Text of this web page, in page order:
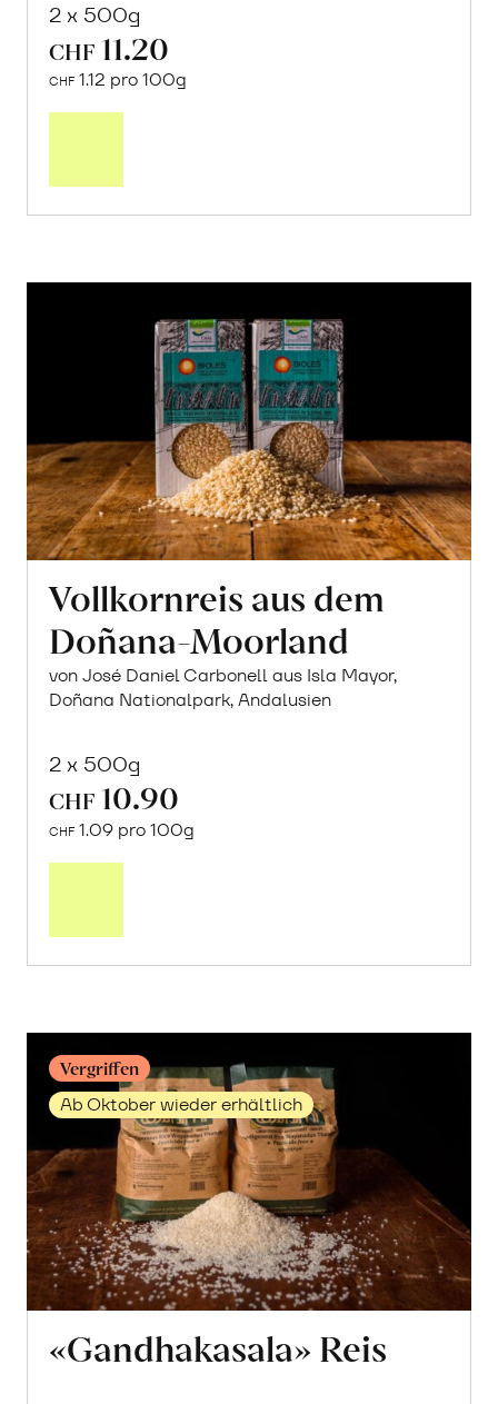
2 x 500g
CHF 11.20
CHF 1.12 pro 100g
Vollkornreis aus dem
Doñana-Moorland
von José Daniel Carbonell aus Isla Mayor,
Doñana Nationalpark, Andalusien
2 x 500g
CHF 10.90
CHF 1.09 pro 100g
Vergriffen
Ab Oktober wieder erhältlich
«Gandhakasala» Reis